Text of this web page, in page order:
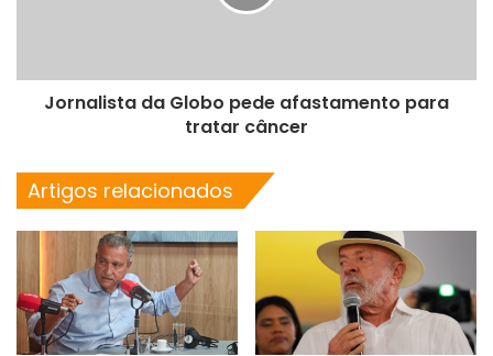
Jornalista da Globo pede afastamento para
tratar câncer
Artigos relacionados